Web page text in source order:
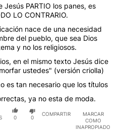
PARTIO los panes, es
LO CONTRARIO.
nace de una necesidad
del pueblo, que sea Dios
y no los religiosos.
en el mismo texto Jesús dice
ustedes" (versión criolla)
es tan necesario que los títulos
ya no esta de moda.
0 0
COMPARTIR
MARCAR
COMO
INAPROPIADO